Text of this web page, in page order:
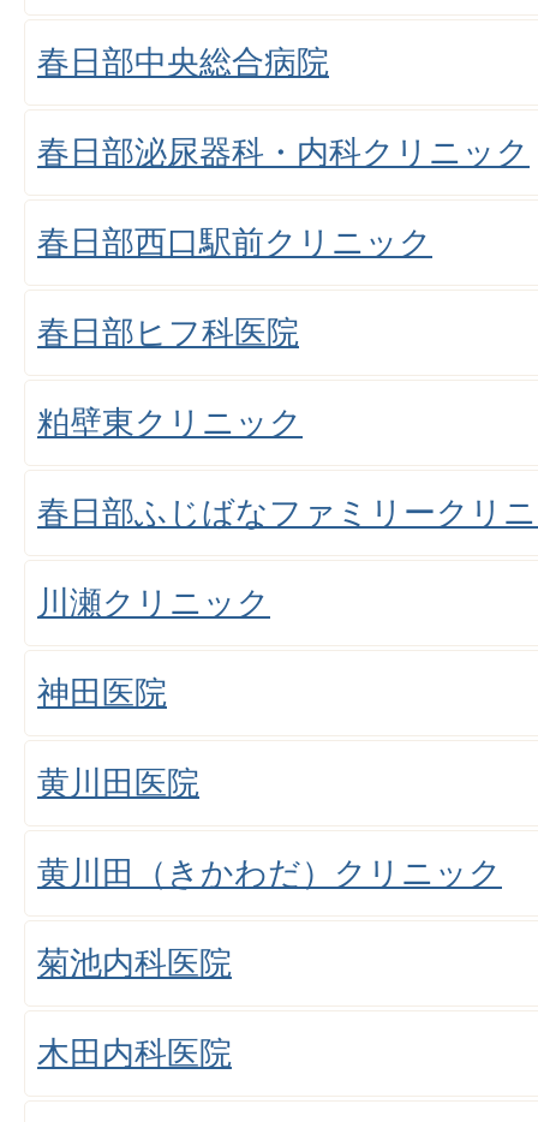
春日部中央総合病院
春日部泌尿器科・内科クリニック
春日部西口駅前クリニック
春日部ヒフ科医院
粕壁東クリニック
春日部ふじばなファミリークリ
川瀬クリニック
神田医院
黄川田医院
黄川田（きかわだ）クリニック
菊池内科医院
木田内科医院